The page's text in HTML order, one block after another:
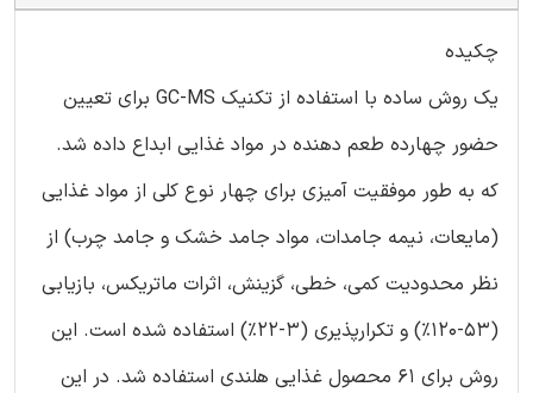
چکیده
یک روش ساده با استفاده از تکنیک GC-MS برای تعیین
حضور چهارده طعم دهنده در مواد غذایی ابداع داده شد.
که به طور موفقیت آمیزی برای چهار نوع کلی از مواد غذایی
(مایعات، نیمه جامدات، مواد جامد خشک و جامد چرب) از
نظر محدودیت کمی، خطی، گزینش، اثرات ماتریکس، بازیابی
(53-120٪) و تکرارپذیری (3-22٪) استفاده شده است. این
روش برای 61 محصول غذایی هلندی استفاده شد. در این